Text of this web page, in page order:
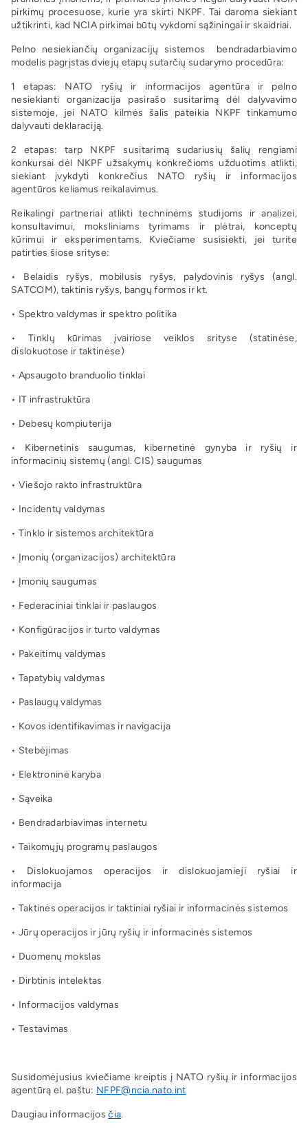
pirkimų procesuose, kurie yra skirti NKPF. Tai daroma siekiant
užtikrinti, kad NCIA pirkimai būtų vykdomi sąžiningai ir skaidriai.
Pelno nesiekiančių organizacijų sistemos bendradarbiavimo
modelis pagrįstas dviejų etapų sutarčių sudarymo procedūra:
1 etapas: NATO ryšių ir informacijos agentūra ir pelno
nesiekianti organizacija pasirašo susitarimą dėl dalyvavimo
sistemoje, jei NATO kilmės šalis pateikia NKPF tinkamumo
dalyvauti deklaraciją.
2 etapas: tarp NKPF susitarimą sudariusių šalių rengiami
konkursai dėl NKPF užsakymų konkrečioms užduotims atlikti,
siekiant įvykdyti konkrečius NATO ryšių ir informacijos
agentūros keliamus reikalavimus.
Reikalingi partneriai atlikti techninėms studijoms ir analizei,
konsultavimui, moksliniams tyrimams ir plėtrai, konceptų
kūrimui ir eksperimentams. Kviečiame susisiekti, jei turite
patirties šiose srityse:
• Belaidis ryšys, mobilusis ryšys, palydovinis ryšys (angl.
SATCOM), taktinis ryšys, bangų formos ir kt.
• Spektro valdymas ir spektro politika
• Tinklų kūrimas įvairiose veiklos srityse (statinėse,
dislokuotose ir taktinėse)
• Apsaugoto branduolio tinklai
• IT infrastruktūra
• Debesų kompiuterija
• Kibernetinis saugumas, kibernetinė gynyba ir ryšių ir
informacinių sistemų (angl. CIS) saugumas
• Viešojo rakto infrastruktūra
• Incidentų valdymas
• Tinklo ir sistemos architektūra
• Įmonių (organizacijos) architektūra
• Įmonių saugumas
• Federaciniai tinklai ir paslaugos
• Konfigūracijos ir turto valdymas
• Pakeitimų valdymas
• Tapatybių valdymas
• Paslaugų valdymas
• Kovos identifikavimas ir navigacija
• Stebėjimas
• Elektroninė karyba
• Sąveika
• Bendradarbiavimas internetu
• Taikomųjų programų paslaugos
• Dislokuojamos operacijos ir dislokuojamieji ryšiai ir
informacija
• Taktinės operacijos ir taktiniai ryšiai ir informacinės sistemos
• Jūrų operacijos ir jūrų ryšių ir informacinės sistemos
• Duomenų mokslas
• Dirbtinis intelektas
• Informacijos valdymas
• Testavimas
Susidomėjusius kviečiame kreiptis į NATO ryšių ir informacijos
agentūrą el. paštu: NFPF@ncia.nato.int
Daugiau informacijosčia.